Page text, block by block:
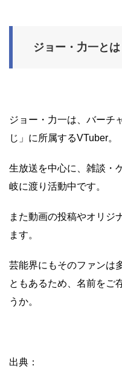
ジョー・力一とは
ジョー・力一は、バーチ
じ」に所属するVTuber。
生放送を中心に、雑談・
岐に渡り活動中です。
また動画の投稿やオリジ
ます。
芸能界にもそのファンは
ともあるため、名前をご
うか。
出典：